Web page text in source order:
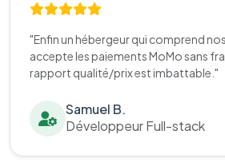
"Enfin un hébergeur qui comprend
accepte les paiements MoMo sans
rapport qualité/prix est imbattable."
Samuel B.
Développeur Full-stack